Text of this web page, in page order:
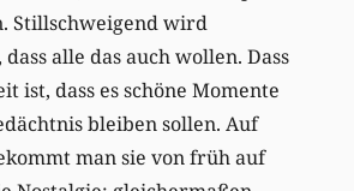
Stillschweigend wird
alle das auch wollen. Dass
ist, dass es schöne Momente
bleiben sollen. Auf
man sie von früh auf